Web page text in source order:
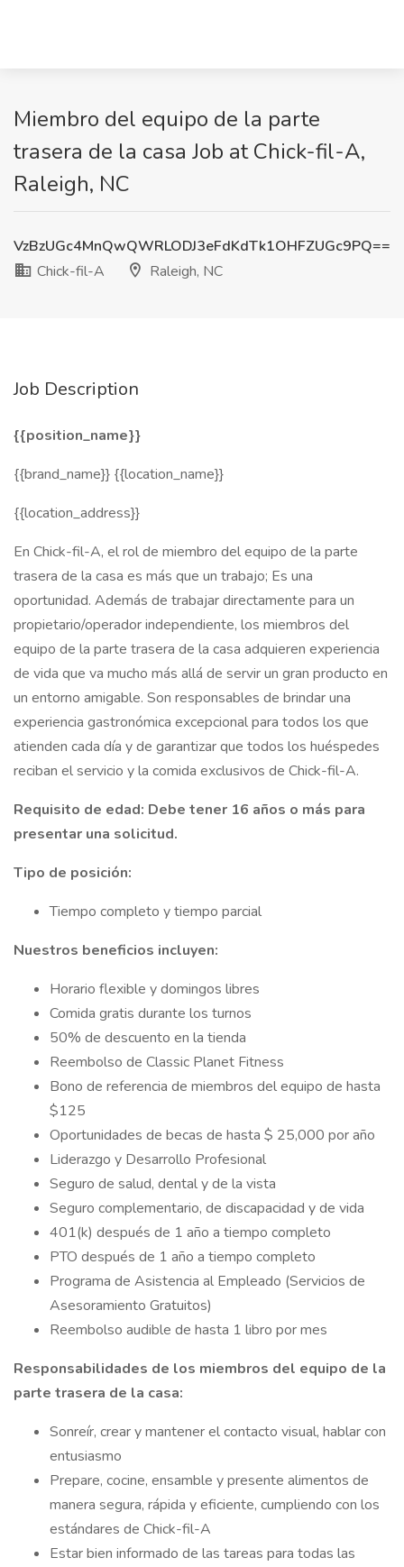
Miembro del equipo de la parte
trasera de la casa Job at Chick-fil-A,
Raleigh, NC
VzBzUGc4MnQwQWRLODJ3eFdKdTk1OHFZUGc9PQ==
Chick-fil-A
Raleigh, NC
Job Description
{{position_name}}
{{brand_name}} {{location_name}}
{{location_address}}
En Chick-fil-A, el rol de miembro del equipo de la parte
trasera de la casa es más que un trabajo; Es una
oportunidad. Además de trabajar directamente para un
propietario/operador independiente, los miembros del
equipo de la parte trasera de la casa adquieren experiencia
de vida que va mucho más allá de servir un gran producto en
un entorno amigable. Son responsables de brindar una
experiencia gastronómica excepcional para todos los que
atienden cada día y de garantizar que todos los huéspedes
reciban el servicio y la comida exclusivos de Chick-fil-A.
Requisito de edad: Debe tener 16 años o más para
presentar una solicitud.
Tipo de posición:
Tiempo completo y tiempo parcial
Nuestros beneficios incluyen:
Horario flexible y domingos libres
Comida gratis durante los turnos
50% de descuento en la tienda
Reembolso de Classic Planet Fitness
Bono de referencia de miembros del equipo de hasta
$125
Oportunidades de becas de hasta $ 25,000 por año
Liderazgo y Desarrollo Profesional
Seguro de salud, dental y de la vista
Seguro complementario, de discapacidad y de vida
401(k) después de 1 año a tiempo completo
PTO después de 1 año a tiempo completo
Programa de Asistencia al Empleado (Servicios de
Asesoramiento Gratuitos)
Reembolso audible de hasta 1 libro por mes
Responsabilidades de los miembros del equipo de la
parte trasera de la casa:
Sonreír, crear y mantener el contacto visual, hablar con
entusiasmo
Prepare, cocine, ensamble y presente alimentos de
manera segura, rápida y eficiente, cumpliendo con los
estándares de Chick-fil-A
Estar bien informado de las tareas para todas las